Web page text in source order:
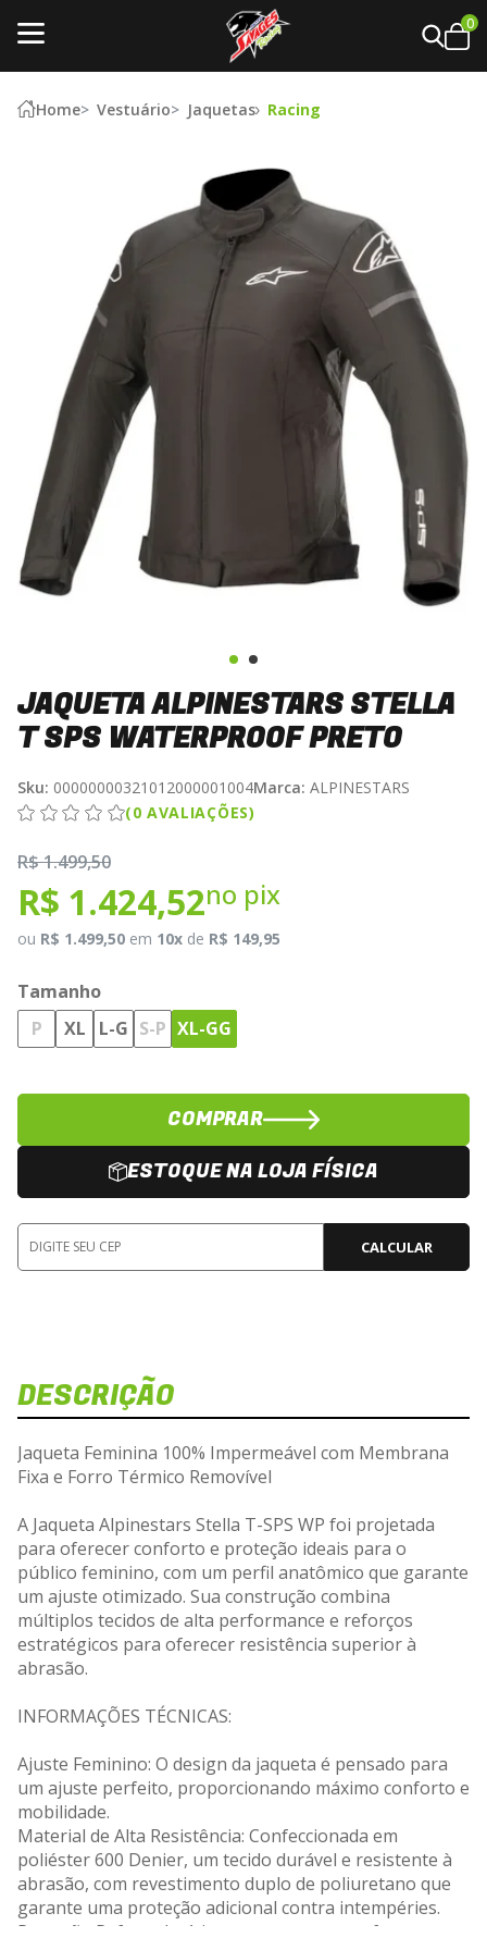
0
Home Vestuário Jaquetas Racing
JAQUETA ALPINESTARS STELLA
T SPS WATERPROOF PRETO
Sku: 00000000321012000001004Marca: ALPINESTARS
(0 AVALIAÇÕES)
R$ 1.499,50
R$ 1.424,52no pix
ou R$ 1.499,50 em 10x de R$ 149,95
Tamanho
P
XL L-G S-P XL-GG
COMPRAR
ESTOQUE NA LOJA FÍSICA
CALCULAR
DESCRIÇÃO
Jaqueta Feminina 100% Impermeável com Membrana
Fixa e Forro Térmico Removível
A Jaqueta Alpinestars Stella T-SPS WP foi projetada
para oferecer conforto e proteção ideais para o
público feminino, com um perfil anatômico que garante
um ajuste otimizado. Sua construção combina
múltiplos tecidos de alta performance e reforços
estratégicos para oferecer resistência superior à
abrasão.
INFORMAÇÕES TÉCNICAS:
Ajuste Feminino: O design da jaqueta é pensado para
um ajuste perfeito, proporcionando máximo conforto e
mobilidade.
Material de Alta Resistência: Confeccionada em
poliéster 600 Denier, um tecido durável e resistente à
abrasão, com revestimento duplo de poliuretano que
garante uma proteção adicional contra intempéries.
Proteção Reforçada: A jaqueta conta com reforços